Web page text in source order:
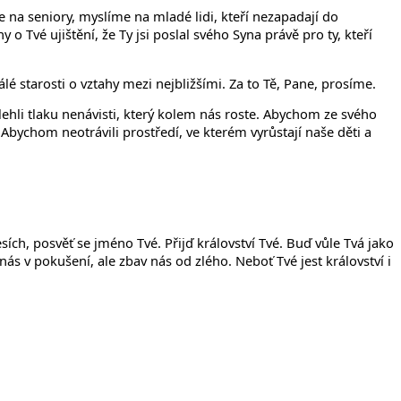
na seniory, myslíme na mladé lidi, kteří nezapadají do
Tvé ujištění, že Ty jsi poslal svého Syna právě pro ty, kteří
starosti o vztahy mezi nejbližšími. Za to Tě, Pane, prosíme.
tlaku nenávisti, který kolem nás roste. Abychom ze svého
neotrávili prostředí, ve kterém vyrůstají naše děti a
posvěť se jméno Tvé. Přijď království Tvé. Buď vůle Tvá jako
v pokušení, ale zbav nás od zlého. Neboť Tvé jest království i